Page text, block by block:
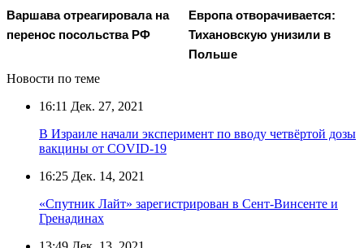
Варшава отреагировала на
перенос посольства РФ
Европа отворачивается:
Тихановскую унизили в
Польше
Новости по теме
16:11 Дек. 27, 2021
В Израиле начали эксперимент по вводу четвёртой дозы
вакцины от COVID-19
16:25 Дек. 14, 2021
«Спутник Лайт» зарегистрирован в Сент-Винсенте и
Гренадинах